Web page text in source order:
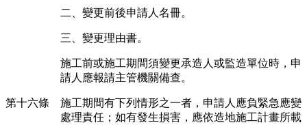
二、變更前後申請人名冊。
三、變更理由書。
施工前或施工期間須變更承造人或監造單位時，申
請人應報請主管機關備查。
第十六條 施工期間有下列情形之一者，申請人應負緊急應變
處理責任；如有發生損害，應依造地施工計畫所載